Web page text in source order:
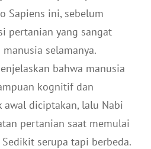
Sapiens ini, sebelum
pertanian yang sangat
selamanya.
bahwa manusia
kognitif dan
awal diciptakan, lalu Nabi
pertanian saat memulai
serupa tapi berbeda.